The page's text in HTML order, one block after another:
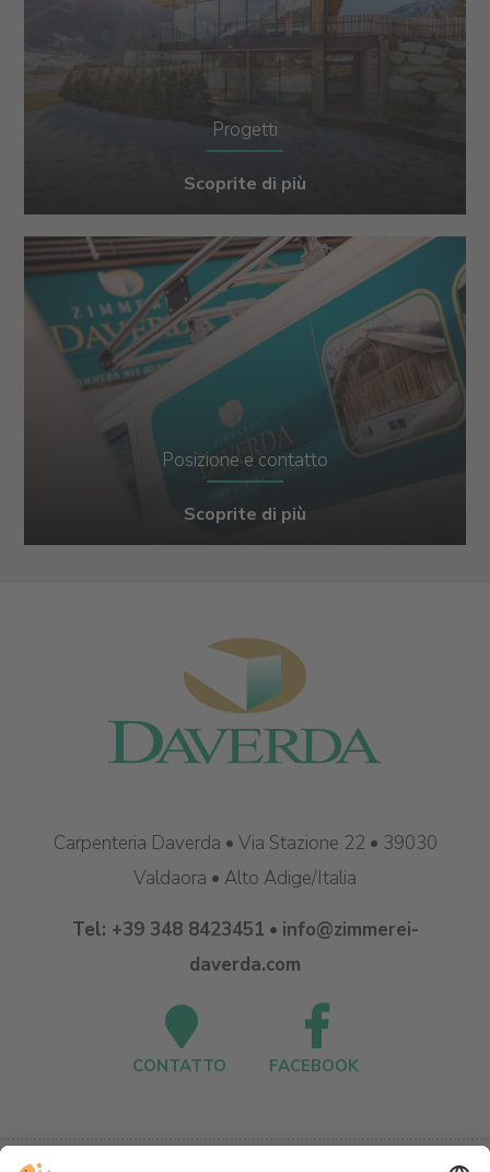
Progetti
Scoprite di più
Posizione e contatto
Scoprite di più
Carpenteria Daverda • Via Stazione 22 • 39030
Valdaora • Alto Adige/Italia
Tel: +39 348 8423451 • info@zimmerei-
daverda.com
CONTATTO FACEBOOK